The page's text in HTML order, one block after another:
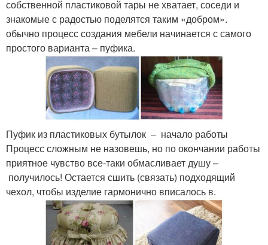
собственной пластиковой тары не хватает, соседи и
знакомые с радостью поделятся таким «добром».
обычно процесс создания мебели начинается с самого
простого варианта – пуфика.
Пуфик из пластиковых бутылок – начало работы
Процесс сложным не назовешь, но по окончании работы
приятное чувство все-таки обмасливает душу –
получилось! Остается сшить (связать) подходящий
чехол, чтобы изделие гармонично вписалось в.